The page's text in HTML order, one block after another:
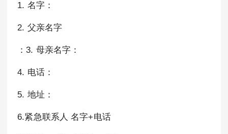
1. 名字：
2. 父亲名字
：3. 母亲名字：
4. 电话：
5. 地址：
6.紧急联系人 名字+电话